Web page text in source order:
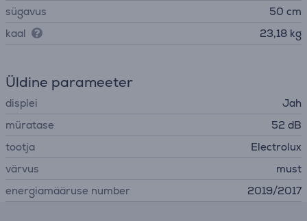
sügavus
50 cm
kaal
23,18 kg
Üldine parameeter
displei
Jah
müratase
52 dB
tootja
Electrolux
värvus
must
energiamääruse number
2019/2017